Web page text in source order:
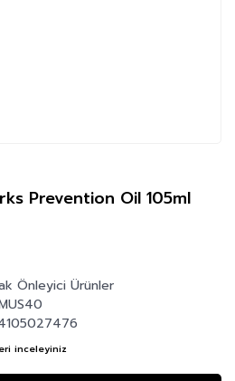
Prevention Oil 105ml
Önleyici Ürünler
inceleyiniz